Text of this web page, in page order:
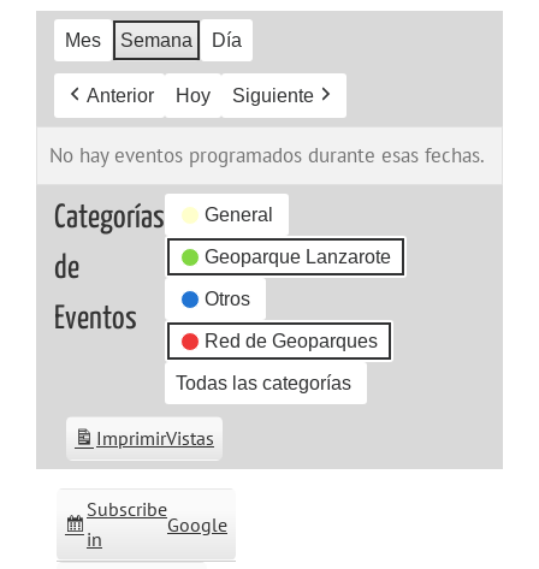
Mes Semana Día
Anterior Hoy Siguiente
No hay eventos programados durante esas fechas.
Categorías
de
Eventos
General
Geoparque Lanzarote
Otros
Red de Geoparques
Todas las categorías
Subscribe
in
Google
ImprimirVistas